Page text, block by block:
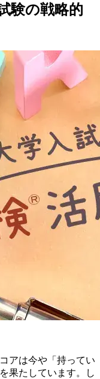
験の戦略的
アは今や「持ってい
果たしています。し